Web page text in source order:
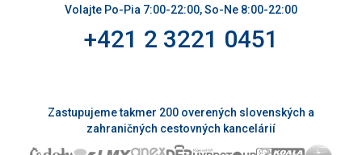
Volajte Po-Pia 7:00-22:00, So-Ne 8:00-22:00
+421 2 3221 0451
Zastupujeme takmer 200 overených slovenských a
zahraničných cestovných kancelárií